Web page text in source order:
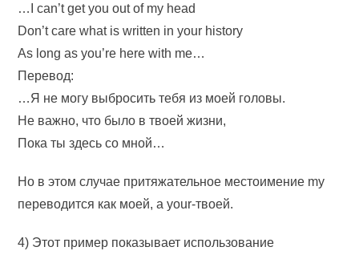
…I can’t get you out of my head
Don’t care what is written in your history
As long as you’re here with me…
Перевод:
…Я не могу выбросить тебя из моей головы.
Не важно, что было в твоей жизни,
Пока ты здесь со мной…
Но в этом случае притяжательное местоимение my
переводится как моей, а your-твоей.
4) Этот пример показывает использование